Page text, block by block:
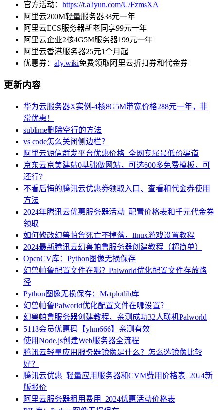
官方活动： https://t.aliyun.com/U/FzmsXA
阿里云200M轻量服务器38元一年
阿里云ECS服务器新老同享99元一年
阿里云企业2核4G5M服务器199元一年
阿里云香港服务器25元1个月起
优惠券： aly.wiki免费领取阿里云折扣券和代金券
更新内容
华为云服务器X实例-4核8G5M带宽价格288元一年，非
常优惠！
sublime删除空行的方法
vs code怎么关闭侧边栏？
阿里云短信群发平台优惠价格_全网专属最低价渠道
京东云京美建站0基础做网站，可选600多免费模板，可
还行？
不看后悔的腾讯云优惠券领取入口、查看和代金券使用
方法
2024年腾讯云优惠服务器活动_配置价格表和千元代金券
领取
如何修改幻兽帕鲁死亡不掉落，linux游戏设置教程
2024最新腾讯云幻兽帕鲁服务器创建教程（超简单）
OpenCV库：Python图像无损保存
幻兽帕鲁配置文件在哪？Palworld优化配置文件存放路
径
Python图像无损保存：Matplotlib库
幻兽帕鲁Palworld优化配置文件在哪设置？
幻兽帕鲁服务器创建教程，亲测成功32人联机Palworld
5118会员优惠码【yhm666】亲测有效
使用Node.js创建Web服务器全流程
腾讯云轻量应用服务器镜像是什么？怎么选镜像比较
好？
腾讯云优惠_轻量应用服务器和CVM费用价格表_2024新
版报价
阿里云服务器租用费用_2024优惠活动价格表